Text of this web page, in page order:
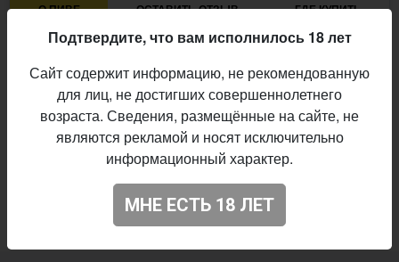
О ПИВЕ ОСТАВИТЬ ОТЗЫВ ГДЕ КУПИТЬ
Стиль:
Non-Alcoholic - Fruit Beer
Алкоголь:
0,5%
выпуска:
22.06.2026
3.717
Подтвердите, что вам исполнилось 18 лет
Сайт содержит информацию, не рекомендованную
для лиц, не достигших совершеннолетнего
возраста. Сведения, размещённые на сайте, не
являются рекламой и носят исключительно
информационный характер.
МНЕ ЕСТЬ 18 ЛЕТ